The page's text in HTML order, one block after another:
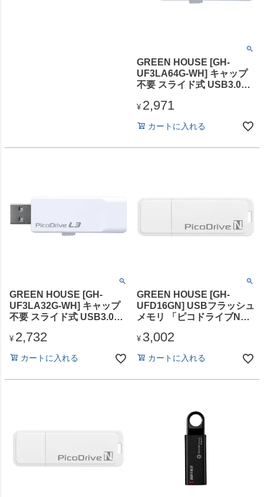
GREEN HOUSE [GH-
UF3LA64G-WH] キャップ
不要 スライド式 USB3.0メ
64GB
¥ 2,971
カートに入れる
GREEN HOUSE [GH-
UF3LA32G-WH] キャップ
不要 スライド式 USB3.0メ
32GB
¥ 2,732
カートに入れる
GREEN HOUSE [GH-
UFD16GN] USBフラッシュ
メモリ 「ピコドライブN」
¥ 3,002
カートに入れる